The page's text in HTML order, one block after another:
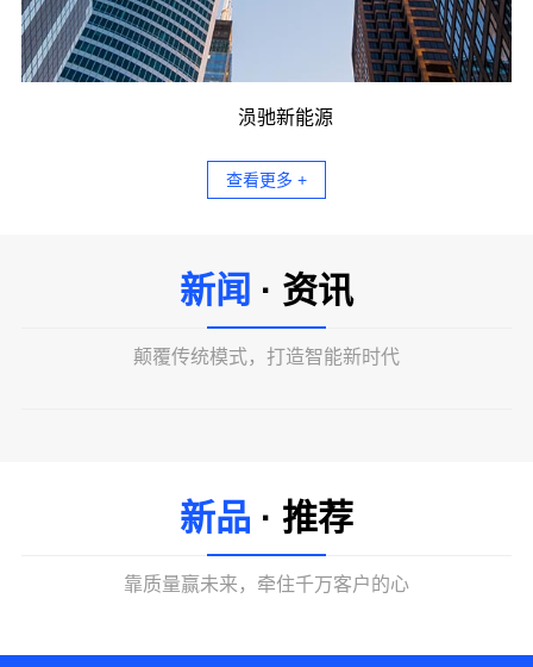
涢驰新能源
查看更多 +
新闻 · 资讯
颠覆传统模式，打造智能新时代
新品 · 推荐
靠质量赢未来，牵住千万客户的心